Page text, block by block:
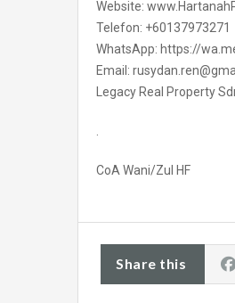
Website:
Telefon: +60137973271
WhatsApp: https://
Email:
Legacy Real Property
.
CoA Wani/Zul HF
Share this